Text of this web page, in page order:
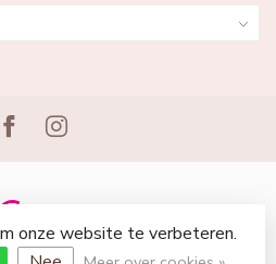
onze website te verbeteren.